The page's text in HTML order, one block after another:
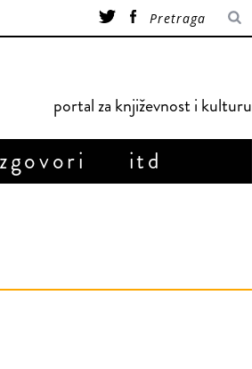
portal za književnost i kulturu
itd